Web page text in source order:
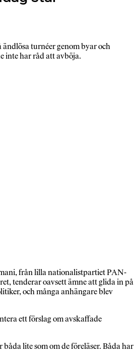
turnéer genom byar och
inte har råd att avböja.
från lilla nationalist­partiet PAN-
tenderar oavsett ämne att glida in på
och många anhängare blev
ett förslag om avskaffade
lite som om de föreläser. Båda har